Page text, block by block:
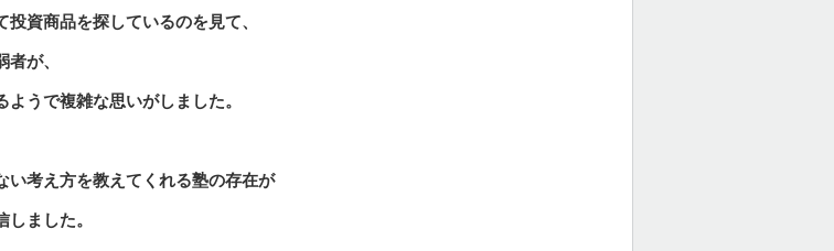
投資商品を探しているのを見て、
が、
ようで複雑な思いがしました。
い考え方を教えてくれる塾の存在が
ました。